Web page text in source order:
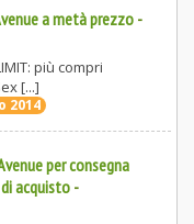
a metà prezzo -
più compri
[...]
2014
per consegna
acquisto -